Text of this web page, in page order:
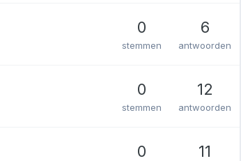
0
stemmen
6
antwoorden
0
stemmen
12
antwoorden
0 11